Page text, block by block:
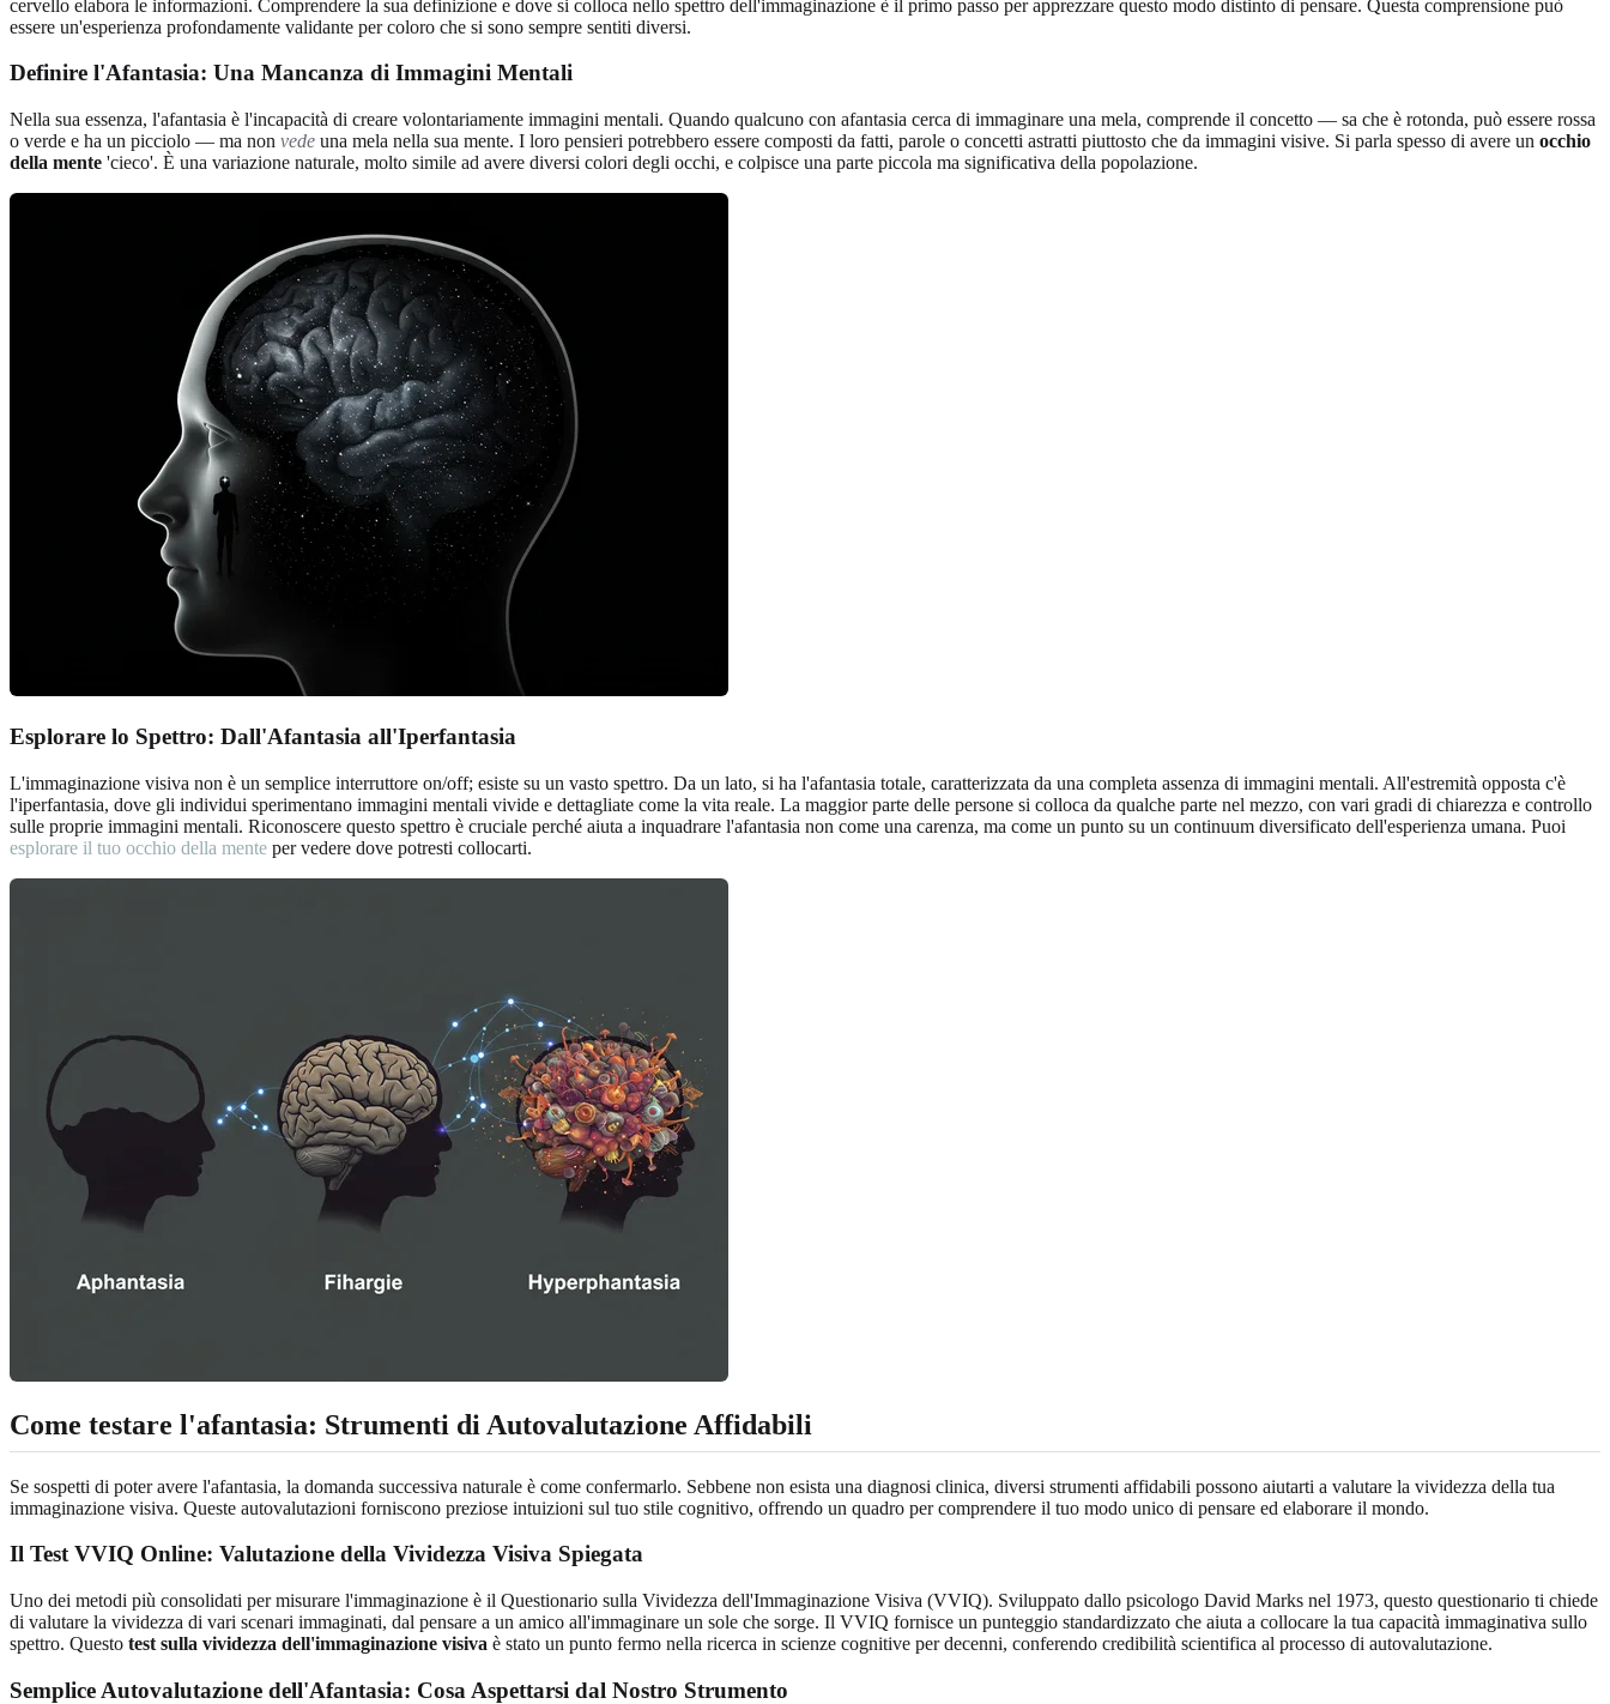
cervello elabora le informazioni. Comprendere la sua definizione e dove si colloca nello spettro dell'immaginazione è il primo passo per apprezzare questo modo distinto di pensare. Questa comprensione può
essere un'esperienza profondamente validante per coloro che si sono sempre sentiti diversi.
Definire l'Afantasia: Una Mancanza di Immagini Mentali
Nella sua essenza, l'afantasia è l'incapacità di creare volontariamente immagini mentali. Quando qualcuno con afantasia cerca di immaginare una mela, comprende il concetto — sa che è rotonda, può essere rossa
o verde e ha un picciolo — ma non vede una mela nella sua mente. I loro pensieri potrebbero essere composti da fatti, parole o concetti astratti piuttosto che da immagini visive. Si parla spesso di avere un occhio
della mente 'cieco'. È una variazione naturale, molto simile ad avere diversi colori degli occhi, e colpisce una parte piccola ma significativa della popolazione.
Esplorare lo Spettro: Dall'Afantasia all'Iperfantasia
L'immaginazione visiva non è un semplice interruttore on/off; esiste su un vasto spettro. Da un lato, si ha l'afantasia totale, caratterizzata da una completa assenza di immagini mentali. All'estremità opposta c'è
l'iperfantasia, dove gli individui sperimentano immagini mentali vivide e dettagliate come la vita reale. La maggior parte delle persone si colloca da qualche parte nel mezzo, con vari gradi di chiarezza e controllo
sulle proprie immagini mentali. Riconoscere questo spettro è cruciale perché aiuta a inquadrare l'afantasia non come una carenza, ma come un punto su un continuum diversificato dell'esperienza umana. Puoi
esplorare il tuo occhio della mente per vedere dove potresti collocarti.
Come testare l'afantasia: Strumenti di Autovalutazione Affidabili
Se sospetti di poter avere l'afantasia, la domanda successiva naturale è come confermarlo. Sebbene non esista una diagnosi clinica, diversi strumenti affidabili possono aiutarti a valutare la vividezza della tua
immaginazione visiva. Queste autovalutazioni forniscono preziose intuizioni sul tuo stile cognitivo, offrendo un quadro per comprendere il tuo modo unico di pensare ed elaborare il mondo.
Il Test VVIQ Online: Valutazione della Vividezza Visiva Spiegata
Uno dei metodi più consolidati per misurare l'immaginazione è il Questionario sulla Vividezza dell'Immaginazione Visiva (VVIQ). Sviluppato dallo psicologo David Marks nel 1973, questo questionario ti chiede
di valutare la vividezza di vari scenari immaginati, dal pensare a un amico all'immaginare un sole che sorge. Il VVIQ fornisce un punteggio standardizzato che aiuta a collocare la tua capacità immaginativa sullo
spettro. Questo test sulla vividezza dell'immaginazione visiva è stato un punto fermo nella ricerca in scienze cognitive per decenni, conferendo credibilità scientifica al processo di autovalutazione.
Semplice Autovalutazione dell'Afantasia: Cosa Aspettarsi dal Nostro Strumento